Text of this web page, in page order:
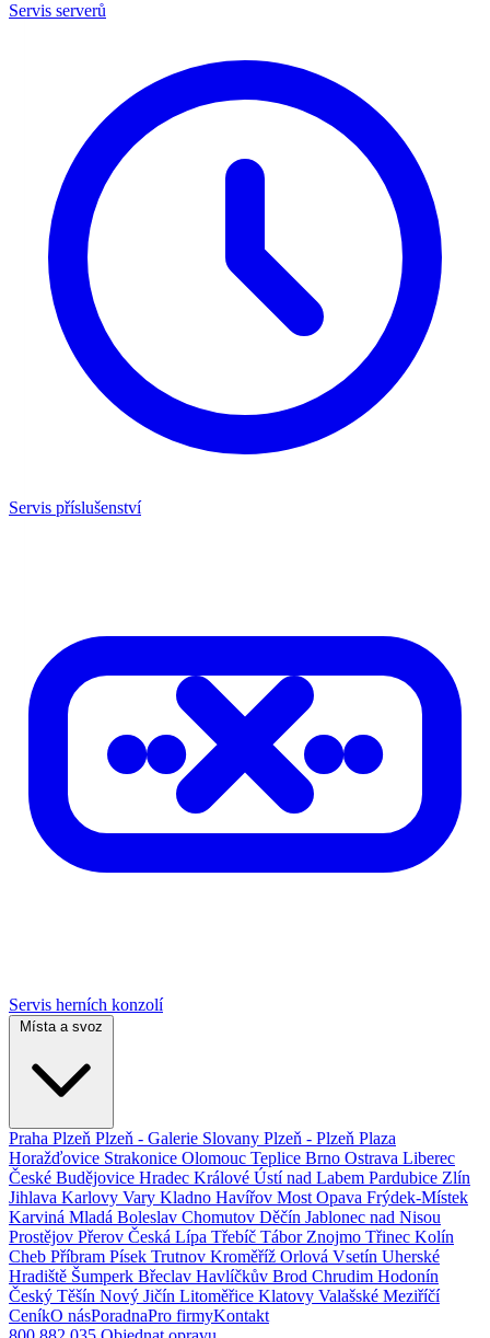
Servis serverů
Servis příslušenství
Servis herních konzolí
Místa a svoz
Praha Plzeň Plzeň - Galerie Slovany Plzeň - Plzeň Plaza
Horažďovice Strakonice Olomouc Teplice Brno Ostrava Liberec
České Budějovice Hradec Králové Ústí nad Labem Pardubice Zlín
Jihlava Karlovy Vary Kladno Havířov Most Opava Frýdek-Místek
Karviná Mladá Boleslav Chomutov Děčín Jablonec nad Nisou
Prostějov Přerov Česká Lípa Třebíč Tábor Znojmo Třinec Kolín
Cheb Příbram Písek Trutnov Kroměříž Orlová Vsetín Uherské
Hradiště Šumperk Břeclav Havlíčkův Brod Chrudim Hodonín
Český Těšín Nový Jičín Litoměřice Klatovy Valašské Meziříčí
CeníkO násPoradnaPro firmyKontakt